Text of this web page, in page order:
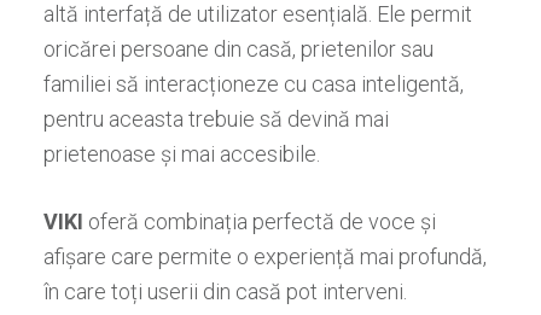
altă interfață de utilizator esențială. Ele permit
oricărei persoane din casă, prietenilor sau
familiei să interacționeze cu casa inteligentă,
pentru aceasta trebuie să devină mai
prietenoase și mai accesibile.
VIKI oferă combinația perfectă de voce și
afișare care permite o experiență mai profundă,
în care toți userii din casă pot interveni.